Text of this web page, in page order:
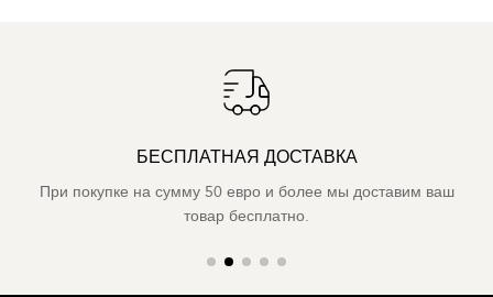
БЕСПЛАТНАЯ ДОСТАВКА
При покупке на сумму 50 евро и более мы доставим ваш
товар бесплатно.